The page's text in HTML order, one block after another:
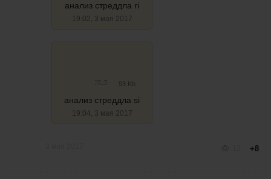
анализ стреддла ri
19:02, 3 мая 2017
93 Kb
XLS
анализ стреддла si
19:04, 3 мая 2017
+8